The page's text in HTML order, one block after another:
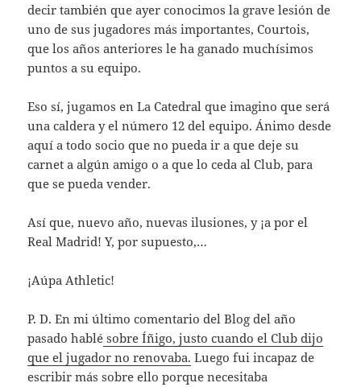
decir también que ayer conocimos la grave lesión de
uno de sus jugadores más importantes, Courtois,
que los años anteriores le ha ganado muchísimos
puntos a su equipo.
Eso sí, jugamos en La Catedral que imagino que será
una caldera y el número 12 del equipo. Ánimo desde
aquí a todo socio que no pueda ir a que deje su
carnet a algún amigo o a que lo ceda al Club, para
que se pueda vender.
Así que, nuevo año, nuevas ilusiones, y ¡a por el
Real Madrid! Y, por supuesto,…
¡Aúpa Athletic!
P. D. En mi último comentario del Blog del año
pasado hablé sobre Íñigo, justo cuando el Club dijo
que el jugador no renovaba. Luego fui incapaz de
escribir más sobre ello porque necesitaba